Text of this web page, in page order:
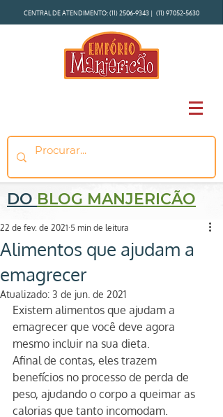
CENTRAL DE ATENDIMENTO:(11) 2506-9343 | (11) 97052-5630
DO BLOG MANJERICÃO
Alimentos que ajudam a
emagrecer
22 de fev. de 2021 5 min de leitura
Atualizado: 3 de jun. de 2021
Existem alimentos que ajudam a
emagrecer que você deve agora
mesmo incluir na sua dieta.
Afinal de contas, eles trazem
benefícios no processo de perda de
peso, ajudando o corpo a queimar as
calorias que tanto incomodam.